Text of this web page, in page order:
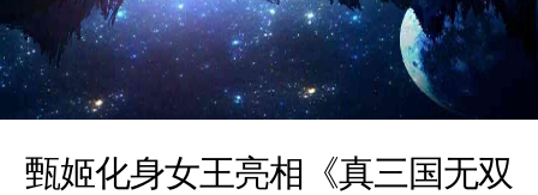
甄姬化身女王亮相《真三国无双